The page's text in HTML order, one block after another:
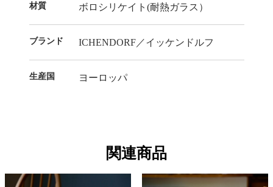
材質 ボロシリケイト(耐熱ガラス）
ブランド ICHENDORF／イッケンドルフ
生産国 ヨーロッパ
関連商品